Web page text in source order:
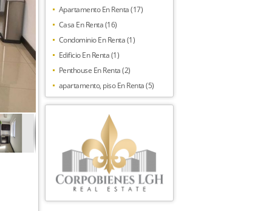
Apartamento En Renta (17)
Casa En Renta (16)
Condominio En Renta (1)
Edificio En Renta (1)
Penthouse En Renta (2)
apartamento, piso En Renta (5)